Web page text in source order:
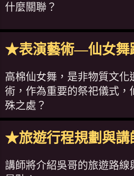
什麼關聯？
★表演藝術—仙女舞
高棉仙女舞，是非物質文化
術，作為重要的祭祀儀式，
殊之處？
★旅遊行程規劃與講
講師將介紹吳哥的旅遊路線